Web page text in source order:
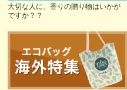
大切な人に、香りの贈り物はいかが
ですか？？